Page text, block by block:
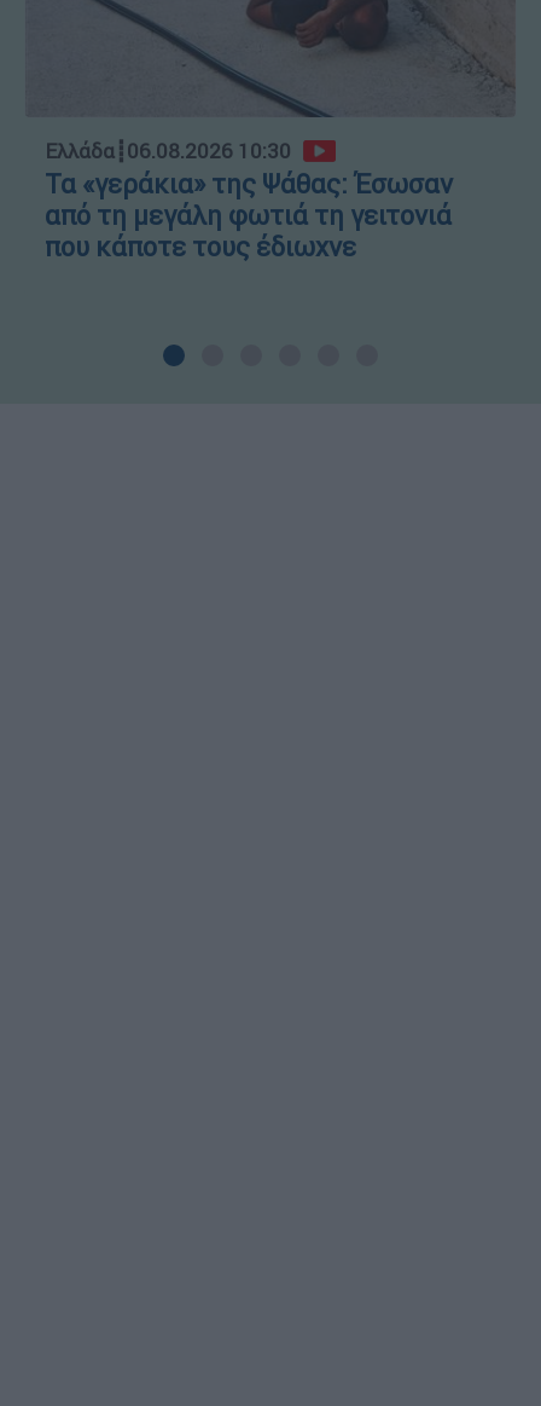
Ελλάδα┋06.08.2026 10:30
Τα «γεράκια» της Ψάθας: Έσωσαν
από τη μεγάλη φωτιά τη γειτονιά
που κάποτε τους έδιωχνε